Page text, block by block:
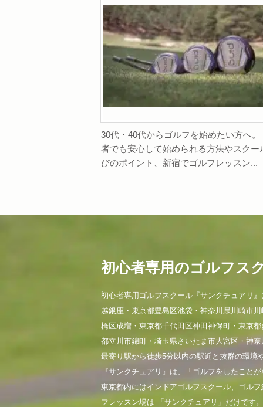
30代・40代からゴルフを始めたい方へ。
者でも安心して始められる方法やスクー
びのポイント、新宿でゴルフレッスン...
初心者専用のゴルフス
初心者専用ゴルフスクール『サンクチュアリ
越銀座・東京都豊島区池袋・神奈川県川崎市
橋区成増・東京都千代田区神田神保町・東京
都立川市錦町・埼玉県さいたま市大宮区・神
最寄り駅から徒歩5分以内の駅近と抜群の環境
『サンクチュアリ』は、「ゴルフをしたこと
東京都内にはインドアゴルフスクール、ゴル
フレッスン場は 「サンクチュアリ」だけです